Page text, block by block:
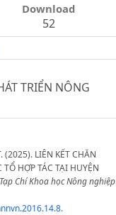
Download
52
TRIỂN NÔNG
(2025). LIÊN KẾT CHĂN
HỢP TÁC TẠI HUYỆN
Tạp Chí Khoa học Nông nghiệp